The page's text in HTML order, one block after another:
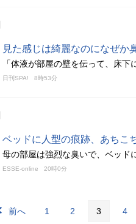
見た感じは綺麗なのになぜか
「体液が部屋の壁を伝って、床
日刊SPA! 8時53分
ベッドに人型の痕跡、あちこ
母の部屋は強烈な臭いで、ベッド
ESSE-online 20時0分
前へ 1 2 3 4